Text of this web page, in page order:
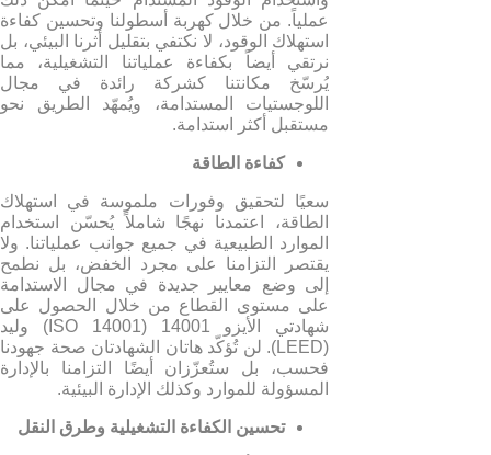
عملياً. من خلال كهربة أسطولنا وتحسين كفاءة
استهلاك الوقود، لا نكتفي بتقليل أثرنا البيئي، بل
نرتقي أيضاً بكفاءة عملياتنا التشغيلية، مما
يُرسّخ مكانتنا كشركة رائدة في مجال
اللوجستيات المستدامة، ويُمهّد الطريق نحو
مستقبل أكثر استدامة.
كفاءة الطاقة
سعيًا لتحقيق وفورات ملموسة في استهلاك
الطاقة، اعتمدنا نهجًا شاملاً يُحسّن استخدام
الموارد الطبيعية في جميع جوانب عملياتنا. ولا
يقتصر التزامنا على مجرد الخفض، بل نطمح
إلى وضع معايير جديدة في مجال الاستدامة
على مستوى القطاع من خلال الحصول على
شهادتي الأيزو 14001 (ISO 14001) وليد
(LEED). لن تُؤكّد هاتان الشهادتان صحة جهودنا
فحسب، بل ستُعزّزان أيضًا التزامنا بالإدارة
المسؤولة للموارد وكذلك الإدارة البيئية.
تحسين الكفاءة التشغيلية وطرق النقل